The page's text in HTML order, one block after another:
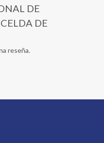
DE
DE
reseña.